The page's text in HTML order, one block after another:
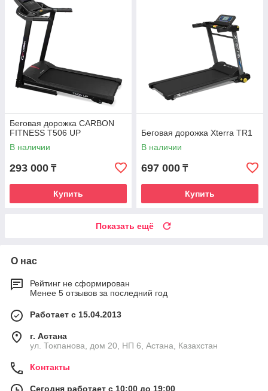
Беговая дорожка CARBON
FITNESS T506 UP
В наличии
293 000 ₸
Купить
Беговая дорожка Xterra TR1
В наличии
697 000 ₸
Купить
Показать ещё
О нас
Рейтинг не сформирован
Менее 5 отзывов за последний год
Работает с 15.04.2013
г. Астана
ул. Токпанова, дом 20, НП 6, Астана, Казахстан
Контакты
Сегодня работает с 10:00 до 19:00